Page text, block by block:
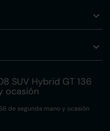
SUV Hybrid GT 136
ocasión
de segunda mano y ocasión